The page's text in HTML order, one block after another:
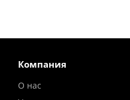
Компания
О нас